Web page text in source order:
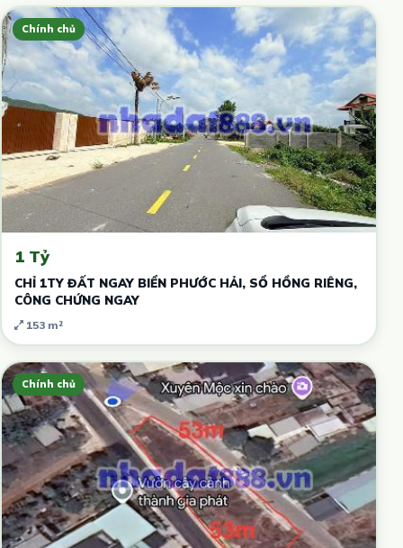
Chính chủ
1 Tỷ
CHỈ 1TY ĐẤT NGAY BIỂN PHƯỚC HẢI, SỔ HỒNG RIÊNG,
CÔNG CHỨNG NGAY
153 m²
Chính chủ